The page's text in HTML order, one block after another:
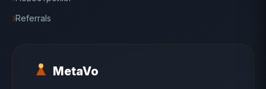
MetaVo
Referrals